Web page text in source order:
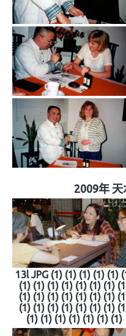
2009年
13l JPG (1) (1) (1) (1) (1)
(1) (1) (1) (1) (1) (1) (1)
(1) (1) (1) (1) (1) (1) (1)
(1) (1) (1) (1) (1) (1) (1)
(1) (1) (1) (1) (1) (1) (1)